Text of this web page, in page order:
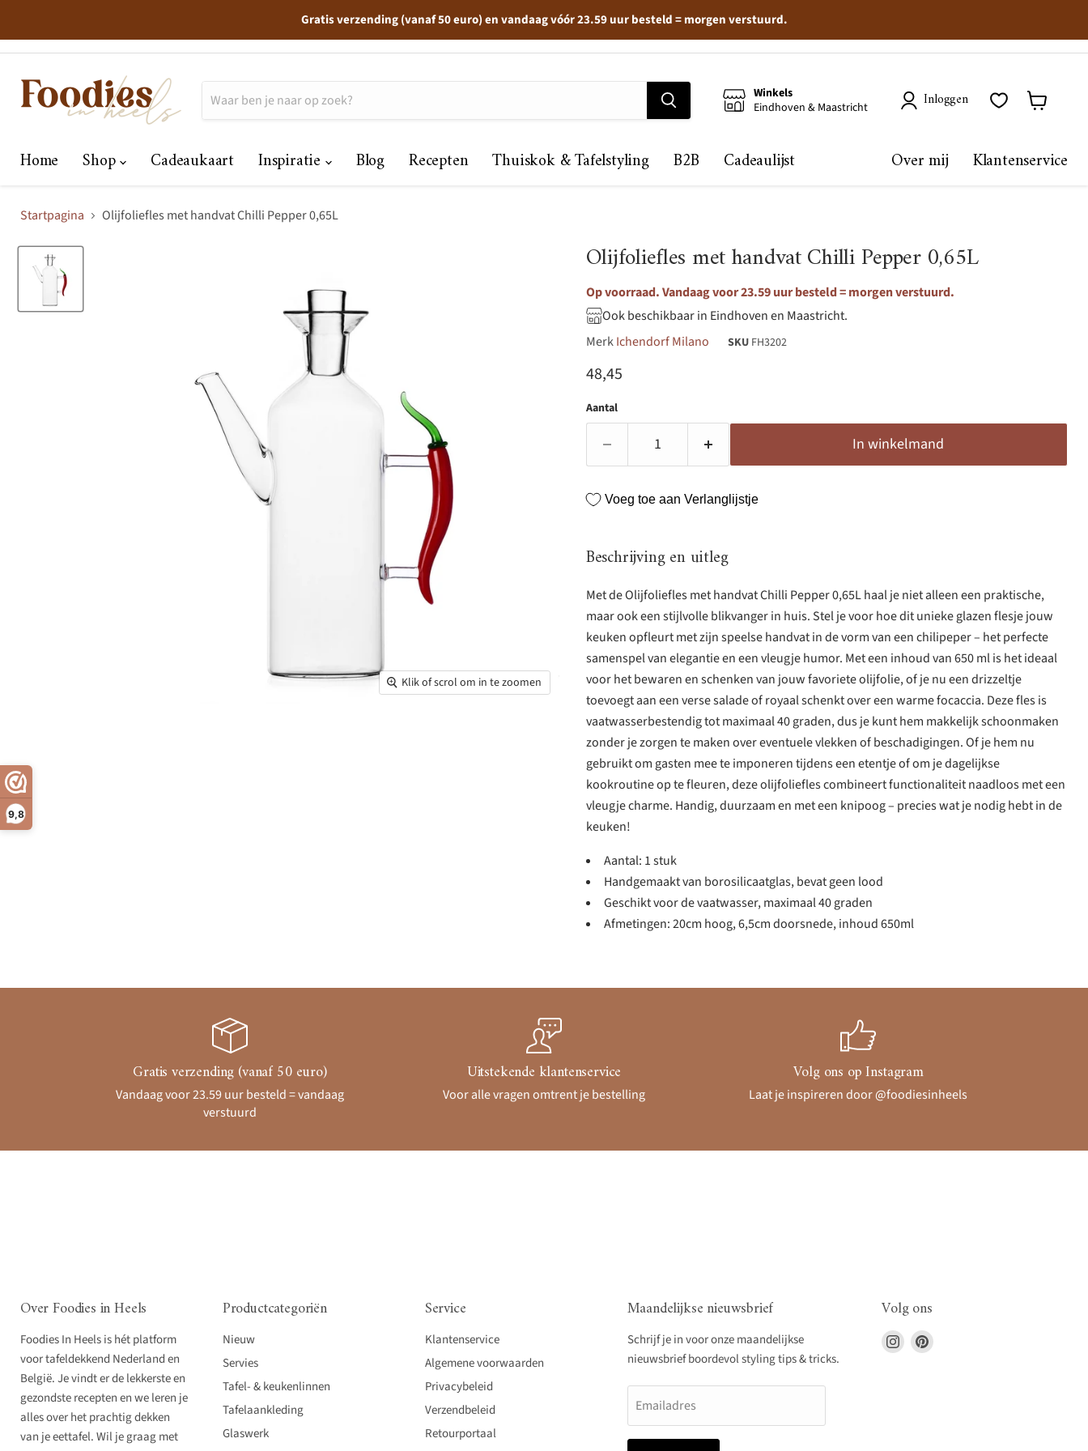
9,8
Gratis verzending (vanaf 50 euro) en vandaag vóór 23.59 uur besteld = morgen verstuurd.
Winkels
Eindhoven & Maastricht
Inloggen
Home Shop Cadeaukaart Inspiratie Blog Recepten Thuiskok & Tafelstyling B2B Cadeaulijst Over mij Klantenservice
Startpagina Olijfoliefles met handvat Chilli Pepper 0,65L
Klik of scrol om in te zoomen
Olijfoliefles met handvat Chilli Pepper 0,65L
Op voorraad. Vandaag voor 23.59 uur besteld = morgen verstuurd.
Ook beschikbaar in Eindhoven en Maastricht.
MerkIchendorf Milano SKU FH3202
Huidige prijs
48,45
Aantal
In winkelmand
Voeg toe aan Verlanglijstje
Beschrijving en uitleg
Met de Olijfoliefles met handvat Chilli Pepper 0,65L haal je niet alleen een praktische,
maar ook een stijlvolle blikvanger in huis. Stel je voor hoe dit unieke glazen flesje jouw
keuken opfleurt met zijn speelse handvat in de vorm van een chilipeper – het perfecte
samenspel van elegantie en een vleugje humor. Met een inhoud van 650 ml is het ideaal
voor het bewaren en schenken van jouw favoriete olijfolie, of je nu een drizzeltje
toevoegt aan een verse salade of royaal schenkt over een warme focaccia. Deze fles is
vaatwasserbestendig tot maximaal 40 graden, dus je kunt hem makkelijk schoonmaken
zonder je zorgen te maken over eventuele vlekken of beschadigingen. Of je hem nu
gebruikt om gasten mee te imponeren tijdens een etentje of om je dagelijkse
kookroutine op te fleuren, deze olijfoliefles combineert functionaliteit naadloos met een
vleugje charme. Handig, duurzaam en met een knipoog – precies wat je nodig hebt in de
keuken!
Aantal: 1 stuk
Handgemaakt van borosilicaatglas, bevat geen lood
Geschikt voor de vaatwasser, maximaal 40 graden
Afmetingen: 20cm hoog, 6,5cm doorsnede, inhoud 650ml
Gratis verzending (vanaf 50 euro)
Vandaag voor 23.59 uur besteld = vandaag
verstuurd
Uitstekende klantenservice
Voor alle vragen omtrent je bestelling
Volg ons op Instagram
Laat je inspireren door @foodiesinheels
Over Foodies in Heels
Foodies In Heels is hét platform
voor tafeldekkend Nederland en
België. Je vindt er de lekkerste en
gezondste recepten en we leren je
alles over het prachtig dekken
van je eettafel. Wil je graag met
Productcategoriën
Nieuw
Servies
Tafel- & keukenlinnen
Tafelaankleding
Glaswerk
Service
Klantenservice
Algemene voorwaarden
Privacybeleid
Verzendbeleid
Retourportaal
Maandelijkse nieuwsbrief
Schrijf je in voor onze maandelijkse
nieuwsbrief boordevol styling tips & tricks.
Emailadres
Volg ons
Vind
ons
Vind